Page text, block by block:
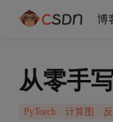
博
从零手
PyTorch 计算图